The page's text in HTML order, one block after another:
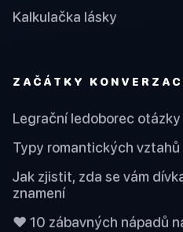
Kalkulačka lásky
ZAČÁTKY
Legrační ledoborec otázky
Typy romantických vztahů
Jak zjistit, zda se vám
znamení
❤️ 10 zábavných nápadů